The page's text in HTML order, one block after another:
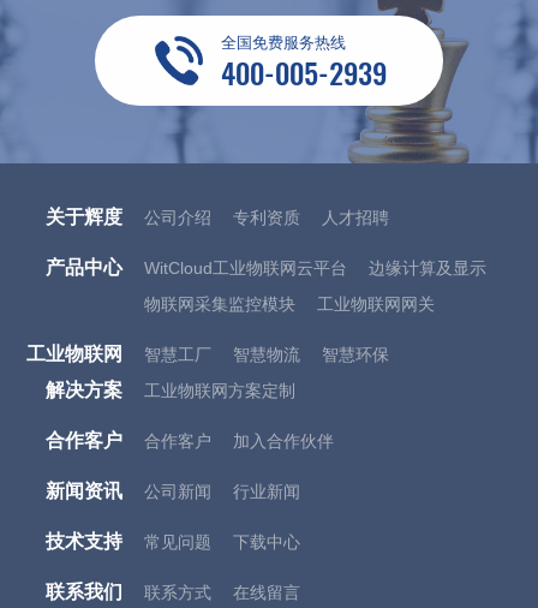
全国免费服务热线
400-005-2939
关于辉度 公司介绍 专利资质 人才招聘
产品中心 WitCloud工业物联网云平台
边缘计算及显示
物联网采集监控模块
工业物联网网关
工业物联网
解决方案
智慧工厂 智慧物流
智慧环保
工业物联网方案定制
合作客户 合作客户 加入合作伙伴
新闻资讯 公司新闻 行业新闻
技术支持 常见问题 下载中心
联系我们 联系方式 在线留言